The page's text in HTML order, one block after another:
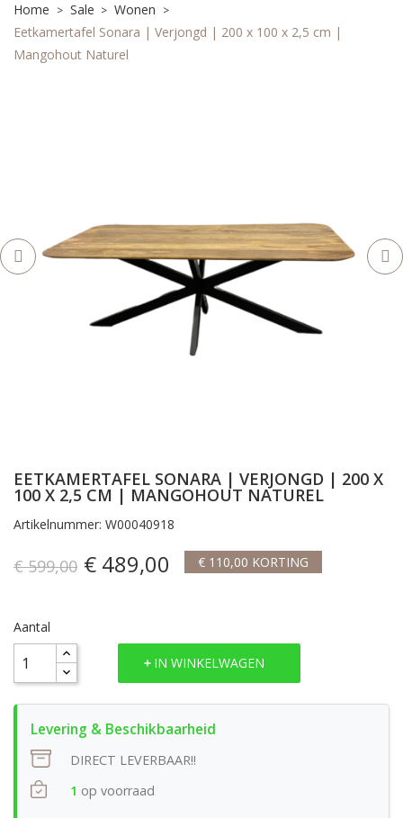
Home Sale
Wonen
Eetkamertafel Sonara | Verjongd | 200 x 100 x 2,5 cm |
Mangohout Naturel
EETKAMERTAFEL SONARA | VERJONGD | 200 X
100 X 2,5 CM | MANGOHOUT NATUREL
Artikelnummer: W00040918
€ 599,00 € 489,00 € 110,00 KORTING
Aantal
IN WINKELWAGEN
DIRECT LEVERBAAR!!
1 op voorraad